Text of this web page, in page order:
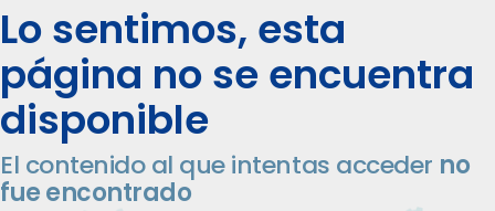
Lo sentimos, esta
página no se encuentra
disponible
El contenido al que intentas acceder no
fue encontrado